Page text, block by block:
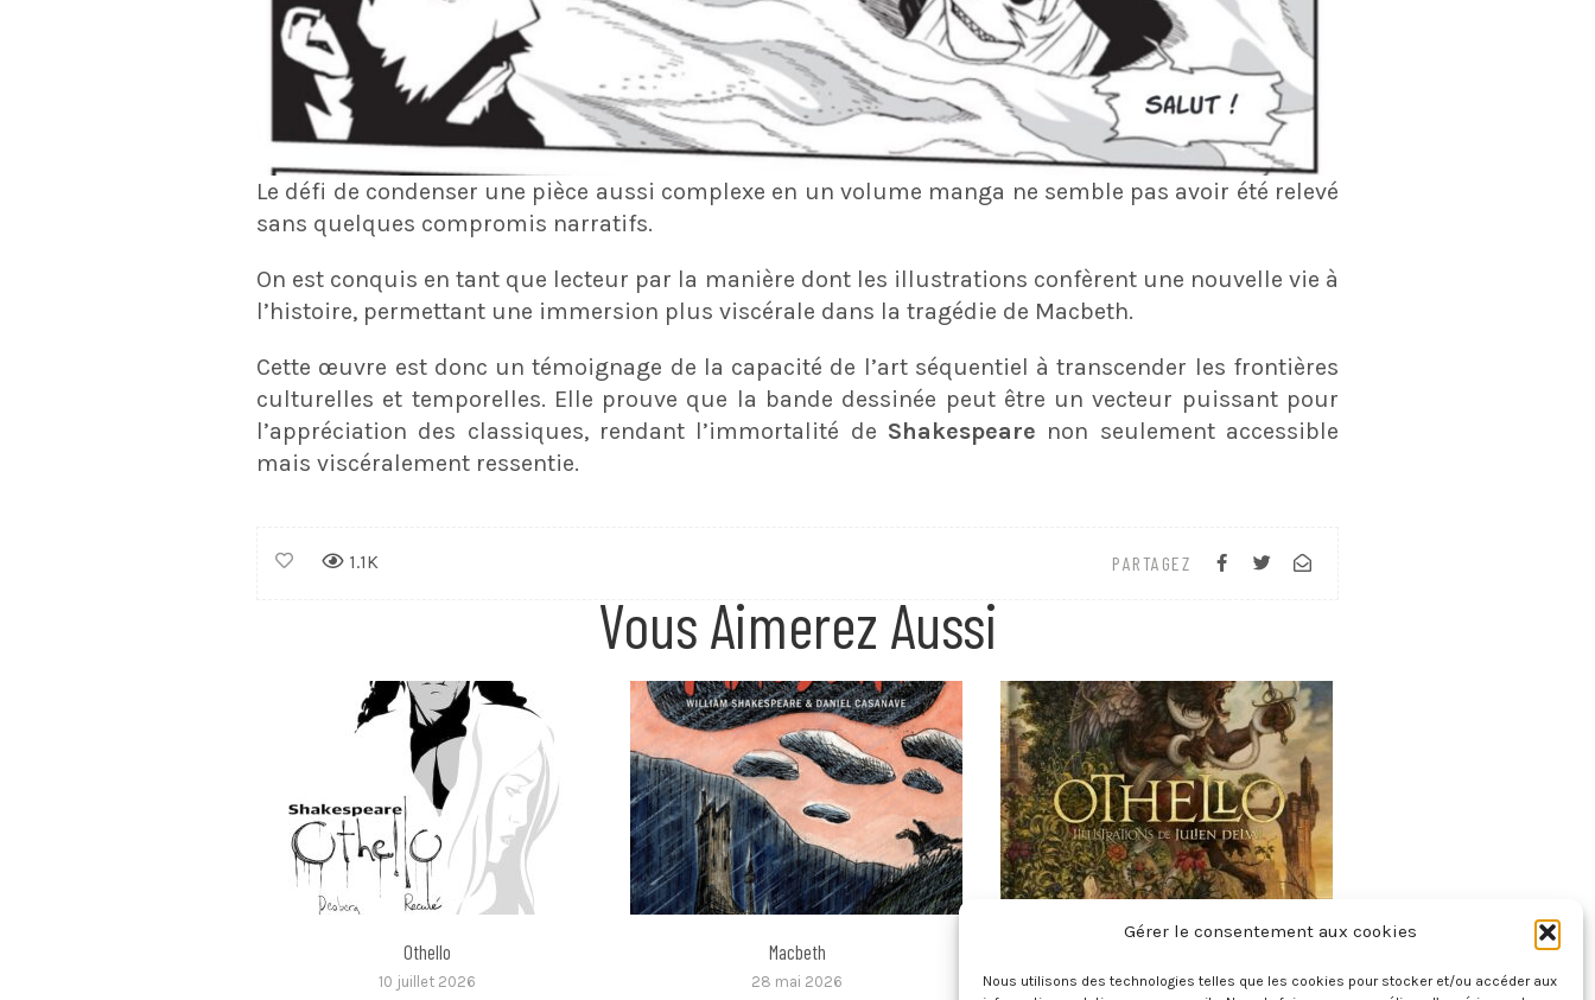
Gérer le consentement aux cookies
Nous utilisons des technologies telles que les cookies pour stocker et/ou accéder aux
Le défi de condenser une pièce aussi complexe en un volume manga ne semble pas avoir été relevé
sans quelques compromis narratifs.
On est conquis en tant que lecteur par la manière dont les illustrations confèrent une nouvelle vie à
l’histoire, permettant une immersion plus viscérale dans la tragédie de Macbeth.
Cette œuvre est donc un témoignage de la capacité de l’art séquentiel à transcender les frontières
culturelles et temporelles. Elle prouve que la bande dessinée peut être un vecteur puissant pour
l’appréciation des classiques, rendant l’immortalité de Shakespeare non seulement accessible
mais viscéralement ressentie.
PARTAGEZ
1.1K
Vous Aimerez Aussi
Othello
10 juillet 2026
Macbeth
28 mai 2026 16 mai 2026